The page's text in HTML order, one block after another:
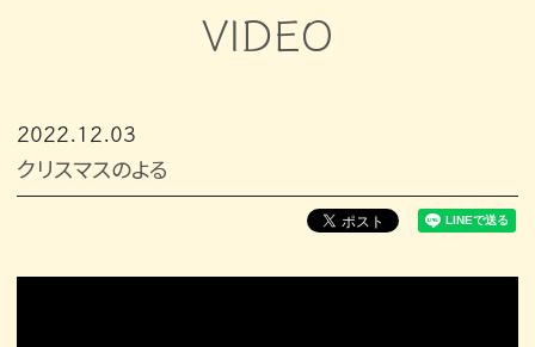
VIDEO
2022 12 03
クリスマスのよる